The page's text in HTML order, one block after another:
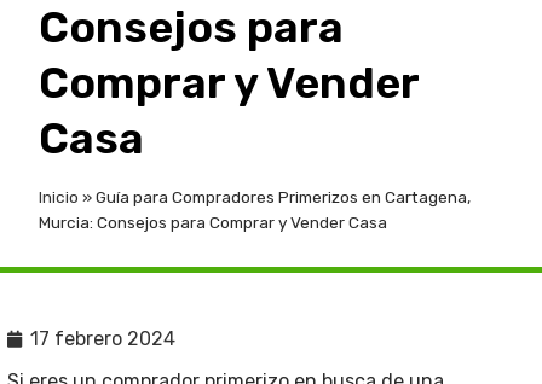
Consejos para
Comprar y Vender
Casa
Inicio »Guía para Compradores Primerizos en Cartagena,
Murcia: Consejos para Comprar y Vender Casa
17 febrero 2024